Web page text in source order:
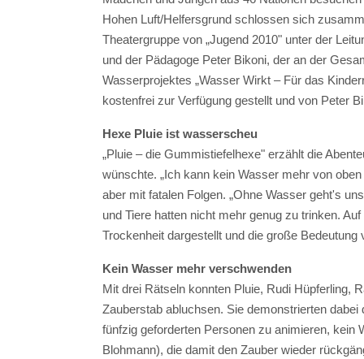
Hohen Luft/Helfersgrund schlossen sich
Theatergruppe von „Jugend 2010" unter der
und der Pädagoge Peter Bikoni, der an der
Wasserprojektes „Wasser Wirkt – Für das
kostenfrei zur Verfügung gestellt und von Peter
Hexe Pluie ist wasserscheu
„Pluie – die Gummistiefelhexe" erzählt die
wünschte. „Ich kann kein Wasser mehr von
aber mit fatalen Folgen. „Ohne Wasser geht's
und Tiere hatten nicht mehr genug zu trinken.
Trockenheit dargestellt und die große
Kein Wasser mehr verschwenden
Mit drei Rätseln konnten Pluie, Rudi Hüpferling,
Zauberstab abluchsen. Sie demonstrierten
fünfzig geforderten Personen zu animieren, kein
Blohmann), die damit den Zauber wieder